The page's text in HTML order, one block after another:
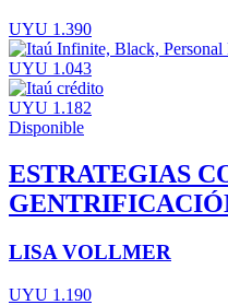
UYU 1.390
UYU 1.043
UYU 1.182
Disponible
ESTRATEGIAS
LISA VOLLMER
UYU 1.190